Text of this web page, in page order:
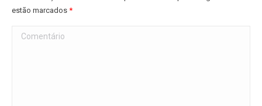
estão marcados *
Comentário